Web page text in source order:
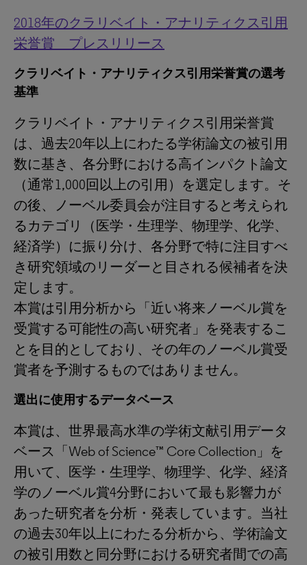
2018年のクラリベイト・アナリティクス引用
栄誉賞 プレスリリース
クラリベイト・アナリティクス引用栄誉賞の選考
基準
クラリベイト・アナリティクス引用栄誉賞
は、過去20年以上にわたる学術論文の被引用
数に基き、各分野における高インパクト論文
（通常1,000回以上の引用）を選定します。そ
の後、ノーベル委員会が注目すると考えられ
るカテゴリ（医学・生理学、物理学、化学、
経済学）に振り分け、各分野で特に注目すべ
き研究領域のリーダーと目される候補者を決
定します。
本賞は引用分析から「近い将来ノーベル賞を
受賞する可能性の高い研究者」を発表するこ
とを目的としており、その年のノーベル賞受
賞者を予測するものではありません。
選出に使用するデータベース
本賞は、世界最高水準の学術文献引用データ
ベース「Web of Science™ Core Collection」を
用いて、医学・生理学、物理学、化学、経済
学のノーベル賞4分野において最も影響力が
あった研究者を分析・発表しています。当社
の過去30年以上にわたる分析から、学術論文
の被引用数と同分野における研究者間での高